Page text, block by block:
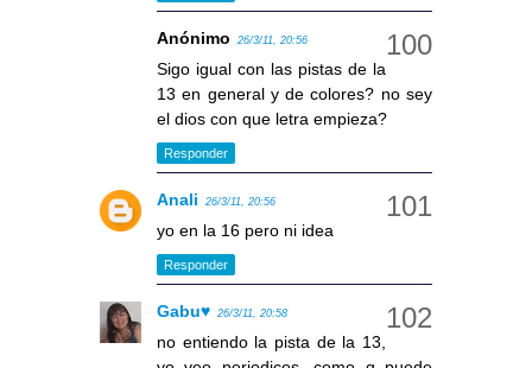
Anónimo 26/3/11, 20:56
Sigo igual con las pistas de la
13 en general y de colores? no sey
el dios con que letra empieza?
Responder
Anali 26/3/11, 20:56
yo en la 16 pero ni idea
Responder
Gabu♥ 26/3/11, 20:58
no entiendo la pista de la 13,